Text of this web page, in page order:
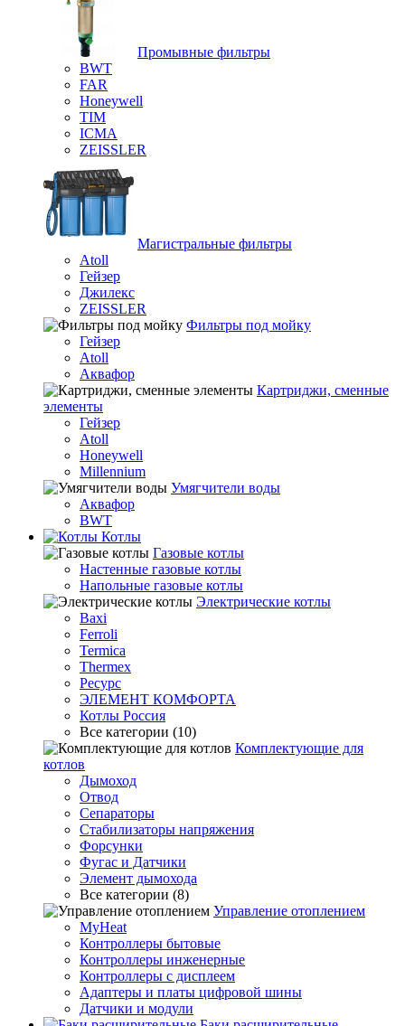
Промывные фильтры
BWT
FAR
Honeywell
TIM
ICMA
ZEISSLER
Магистральные фильтры
Atoll
Гейзер
Джилекс
ZEISSLER
Фильтры под мойку
Гейзер
Atoll
Аквафор
Картриджи, сменные
элементы
Гейзер
Atoll
Honeywell
Millennium
Умягчители воды
Аквафор
BWT
Котлы
Гaзовые котлы
Настенные газовые котлы
Напольные газовые котлы
Электрические котлы
Baxi
Ferroli
Termica
Thermex
Ресурс
ЭЛЕМЕНТ КОМФОРТА
Котлы Россия
Все категории (10)
Комплектующие для
котлов
Дымоход
Отвод
Сепараторы
Стабилизаторы напряжения
Форсунки
Фугас и Датчики
Элемент дымохода
Все категории (8)
Управление отоплением
MyHeat
Контроллеры бытовые
Контроллеры инженерные
Контроллеры с дисплеем
Адаптеры и платы цифровой шины
Датчики и модули